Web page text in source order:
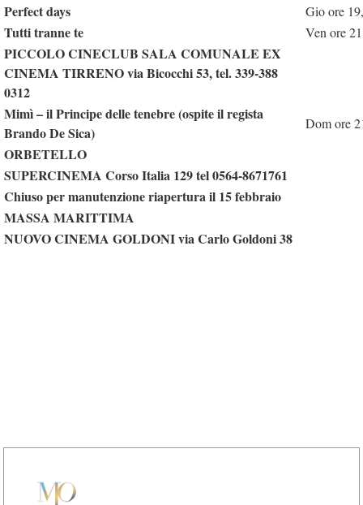
Perfect days
Gio ore
Tutti tranne te Ven ore
PICCOLO CINECLUB SALA COMUNALE EX
CINEMA TIRRENO via Bicocchi 53, tel. 339-388
0312
Mimì – il Principe delle tenebre (ospite il regista
Brando De Sica)
Dom ore
ORBETELLO
SUPERCINEMA Corso Italia 129 tel 0564-8671761
Chiuso per manutenzione riapertura il 15 febbraio
MASSA MARITTIMA
NUOVO CINEMA GOLDONI via Carlo Goldoni 38